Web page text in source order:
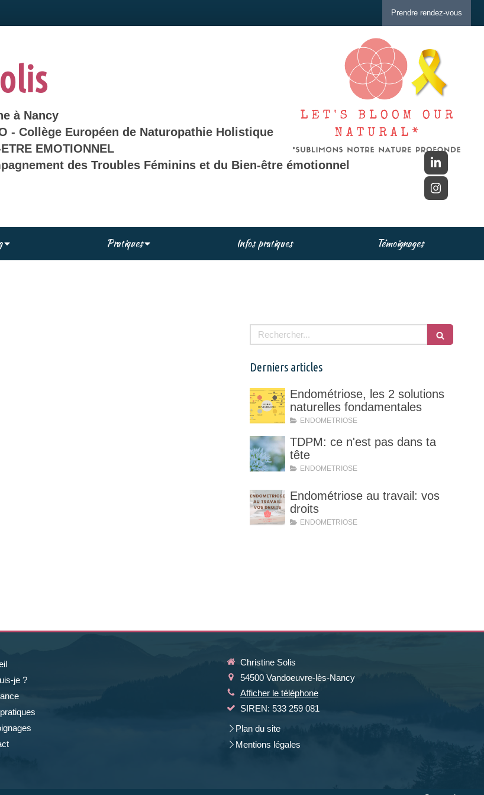
Prendre rendez-vous
à Nancy
- Collège Européen de Naturopathie Holistique
EMOTIONNEL
des Troubles Féminins et du Bien-être émotionnel
Pratiques Infos pratiques Témoignages
Rechercher
Derniers articles
Endométriose, les 2 solutions
naturelles fondamentales
ENDOMETRIOSE
TDPM: ce n'est pas dans ta
tête
ENDOMETRIOSE
Endométriose au travail: vos
droits
ENDOMETRIOSE
je ?
Christine Solis
54500 Vandoeuvre-lès-Nancy
Afficher le téléphone
SIREN: 533 259 081
Plan du site
Mentions légales
avec les réglementations. Personnalisez vos préférences pour contrôler la manière dont vos informations sont manipulées.